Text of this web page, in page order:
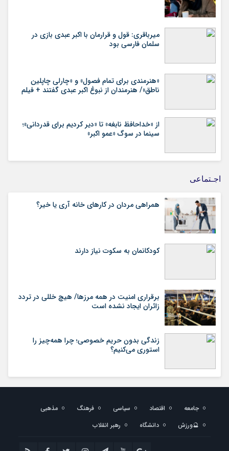
میرباقری: قول و قرارمان با اکبر عبدی بازی در
سلمان فارسی بود
«هنرمندی برای تمام فصول» و «چارلی چاپلین
ناطق»/ هنرمندان از نبوغ اکبر عبدی گفتند + فیلم
از «خداحافظ نابغه» تا «دیر کردیم برای قدردانی»؛
سینما در سوگ «عمو اکبر»
اجـتماعی
همراهی مردان در کارهای خانه آری یا خیر؟
کودکانمان به سکوت نیاز دارند
برقراری امنیت در همه مرزها/ هیچ‌ خللی در تردد
زائران ایجاد نشده است
زندگی بدون حریم خصوصی؛ چرا همه‌چیز را
استوری می‌کنیم؟
جامعه اقتصاد سیاسی فرهنگ
مذهبی
🔮ورزش
دانشگاه رهبر انقلاب